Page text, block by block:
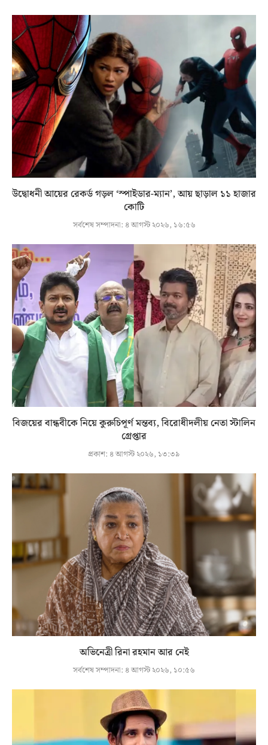
উদ্বোধনী আয়ের রেকর্ড গড়ল ‘স্পাইডার-ম্যান’, আয় ছাড়াল ১১ হাজার
কোটি
সর্বশেষ সম্পাদনা: ৪ আগস্ট ২০২৬, ১৬:৫৬
বিজয়ের বান্ধবীকে নিয়ে কুরুচিপূর্ণ মন্তব্য, বিরোধীদলীয় নেতা স্টালিন
গ্রেপ্তার
প্রকাশ: ৪ আগস্ট ২০২৬, ১৩:৩৯
অভিনেত্রী রিনা রহমান আর নেই
সর্বশেষ সম্পাদনা: ৪ আগস্ট ২০২৬, ১০:৫৬